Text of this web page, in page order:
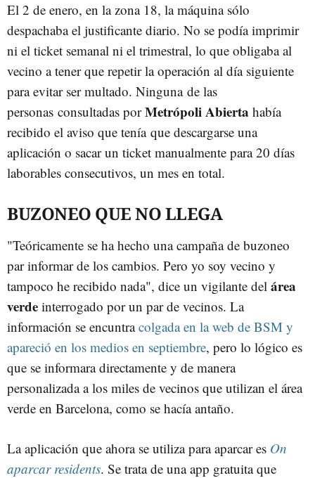
El 2 de enero, en la zona 18, la máquina sólo
despachaba el justificante diario. No se podía imprimir
ni el ticket semanal ni el trimestral, lo que obligaba al
vecino a tener que repetir la operación al día siguiente
para evitar ser multado. Ninguna de las
personas consultadas porMetrópoli Abierta había
recibido el aviso que tenía que descargarse una
aplicación o sacar un ticket manualmente para 20 días
laborables consecutivos, un mes en total.
BUZONEO QUE NO LLEGA
"Teóricamente se ha hecho una campaña de buzoneo
par informar de los cambios. Pero yo soy vecino y
tampoco he recibido nada", dice un vigilante del área
verde interrogado por un par de vecinos. La
información se encuntracolgada en la web de BSM y
apareció en los medios en septiembre, pero lo lógico es
que se informara directamente y de manera
personalizada a los miles de vecinos que utilizan el área
verde en Barcelona, como se hacía antaño.
La aplicación que ahora se utiliza para aparcar es On
aparcar residents. Se trata de una app gratuita que